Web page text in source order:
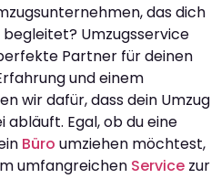
das dich
Umzugsservice
Partner für deinen
und einem
wir dafür, dass dein Umzug
Egal, ob du eine
Büro umziehen möchtest,
umfangreichen Service zur